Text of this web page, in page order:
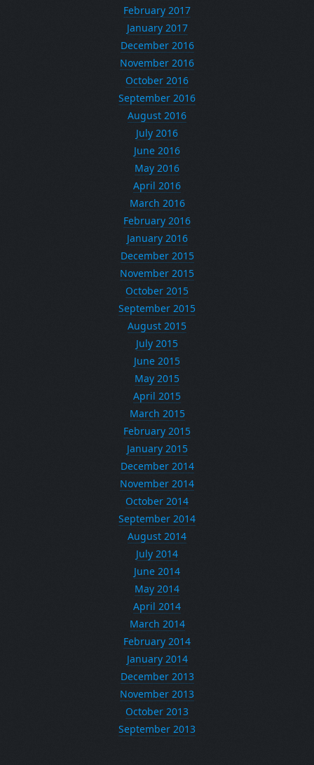
February 2017
January 2017
December 2016
November 2016
October 2016
September 2016
August 2016
July 2016
June 2016
May 2016
April 2016
March 2016
February 2016
January 2016
December 2015
November 2015
October 2015
September 2015
August 2015
July 2015
June 2015
May 2015
April 2015
March 2015
February 2015
January 2015
December 2014
November 2014
October 2014
September 2014
August 2014
July 2014
June 2014
May 2014
April 2014
March 2014
February 2014
January 2014
December 2013
November 2013
October 2013
September 2013